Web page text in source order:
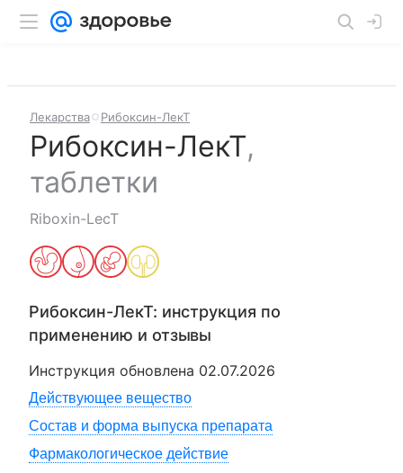
Лекарства Рибоксин-ЛекТ
Рибоксин-ЛекТ,
таблетки
Riboxin-LecT
Рибоксин-ЛекТ: инструкция по
применению и отзывы
Инструкция обновлена 02.07.2026
Действующее вещество
Состав и форма выпуска препарата
Фармакологическое действие